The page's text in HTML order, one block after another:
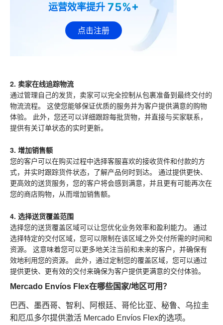
运营效率提升 75%+
点击注册
2. 卖家在线追踪物流
通过管理自己的发货，卖家可以完全控制从包裹准备到最终交付的
物流流程。 这使您能够保证优质的服务并为客户提供满意的购物
体验。 此外，您还可以详细跟踪每批货物，并直接与买家联系，
提供有关订单状态的实时更新。
3. 增加销售额
您的客户可以在购买过程中选择客服喜欢的接收货件和付款的方
式，并实时跟踪货件状态，了解产品何时到达。 通过提供更快、
更高效的送货服务，您的客户将会感到满意，并且更有可能再次在
您的商店购物，从而增加销售额。
4. 选择送货覆盖范围
选择您的送货覆盖区域可以让您优化业务效率和盈利能力。 通过
选择特定的交付区域，您可以限制在该区域之外交付所需的时间和
资源。 这意味着您可以更多地关注当前和未来的客户，并确保有
效地利用您的资源。 此外，通过定制您的覆盖区域，您可以通过
提供更快、更有效的交付来确保为客户提供更满意的交付体验。
Mercado Envíos Flex在哪些国家/地区可用？
巴西、墨西哥、智利、阿根廷、哥伦比亚、秘鲁、乌拉圭
和厄瓜多尔提供激活 Mercado Envíos Flex的选项。